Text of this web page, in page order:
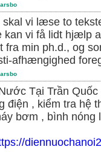
vi læse to
kan vi få lidt hjælp
fra min ph.d., og
afhængighed
Tại Trần Quốc
điện , kiểm tra hệ
bơm , bình nóng